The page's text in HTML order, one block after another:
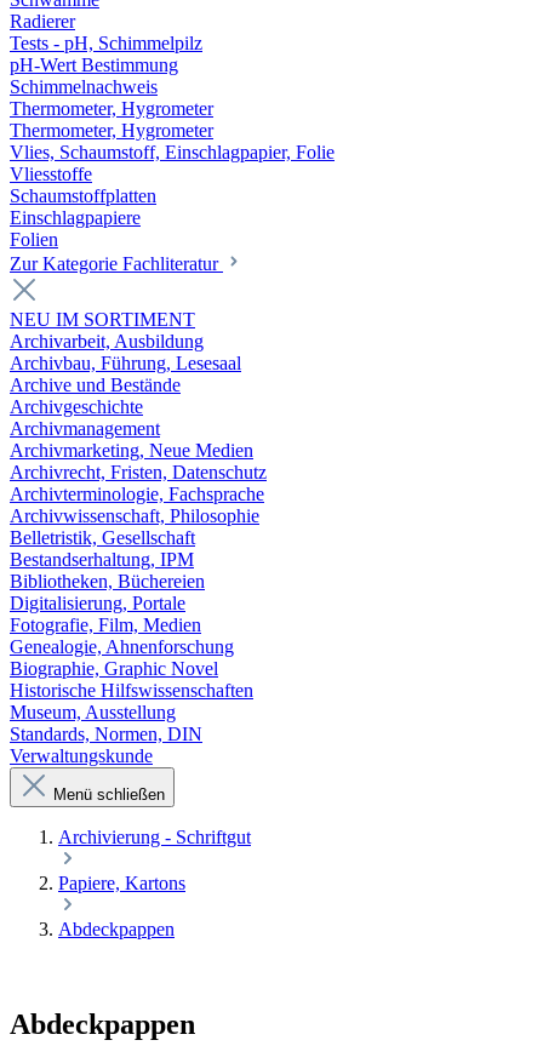
Radierer
Tests - pH, Schimmelpilz
pH-Wert Bestimmung
Schimmelnachweis
Thermometer, Hygrometer
Thermometer, Hygrometer
Vlies, Schaumstoff, Einschlagpapier, Folie
Vliesstoffe
Schaumstoffplatten
Einschlagpapiere
Folien
Zur Kategorie Fachliteratur
NEU IM SORTIMENT
Archivarbeit, Ausbildung
Archivbau, Führung, Lesesaal
Archive und Bestände
Archivgeschichte
Archivmanagement
Archivmarketing, Neue Medien
Archivrecht, Fristen, Datenschutz
Archivterminologie, Fachsprache
Archivwissenschaft, Philosophie
Belletristik, Gesellschaft
Bestandserhaltung, IPM
Bibliotheken, Büchereien
Digitalisierung, Portale
Fotografie, Film, Medien
Genealogie, Ahnenforschung
Biographie, Graphic Novel
Historische Hilfswissenschaften
Museum, Ausstellung
Standards, Normen, DIN
Verwaltungskunde
Menü schließen
Archivierung - Schriftgut
Papiere, Kartons
Abdeckpappen
Abdeckpappen